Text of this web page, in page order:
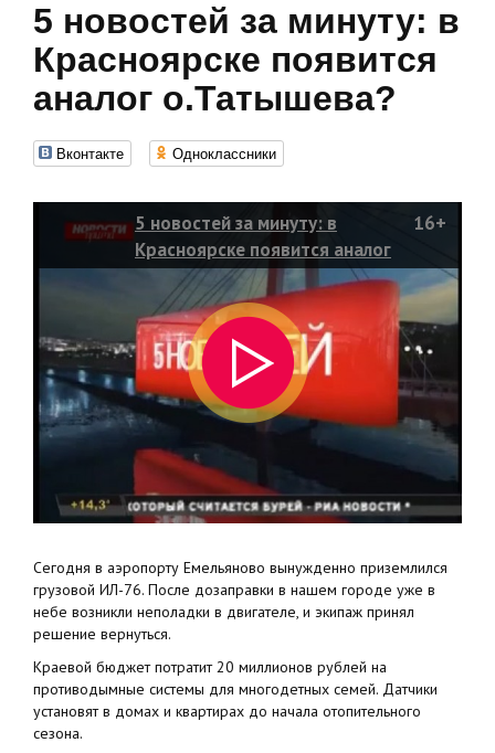
5 новостей за минуту: в
Красноярске появится
аналог о.Татышева?
Вконтакте Одноклассники
5 новостей за минуту: в
Красноярске появится аналог
о.Татышева?
16+
Сегодня в аэропорту Емельяново вынужденно приземлился
грузовой ИЛ-76. После дозаправки в нашем городе уже в
небе возникли неполадки в двигателе, и экипаж принял
решение вернуться.
Краевой бюджет потратит 20 миллионов рублей на
противодымные системы для многодетных семей. Датчики
установят в домах и квартирах до начала отопительного
сезона.